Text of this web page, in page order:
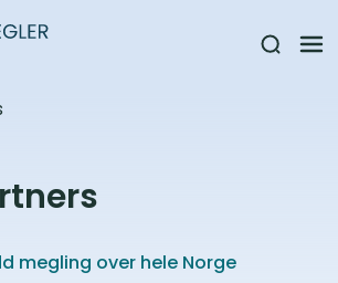
megling over hele Norge